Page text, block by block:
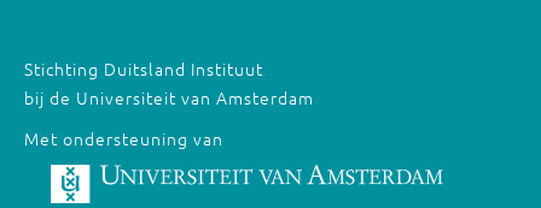
Stichting Duitsland Instituut
bij de Universiteit van Amsterdam
Met ondersteuning van